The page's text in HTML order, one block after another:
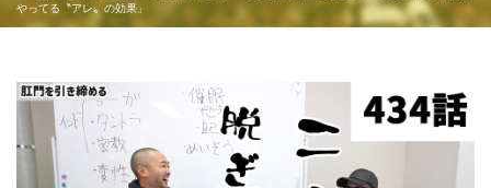
やってる〝アレ〟の効果」